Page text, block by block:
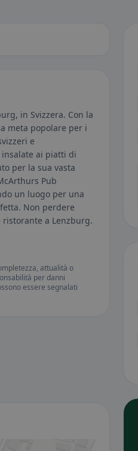
in Svizzera. Con la
meta popolare per i
e
ai piatti di
per la sua vasta
Pub
un luogo per una
Non perdere
a Lenzburg.
attualità o
per danni
essere segnalati